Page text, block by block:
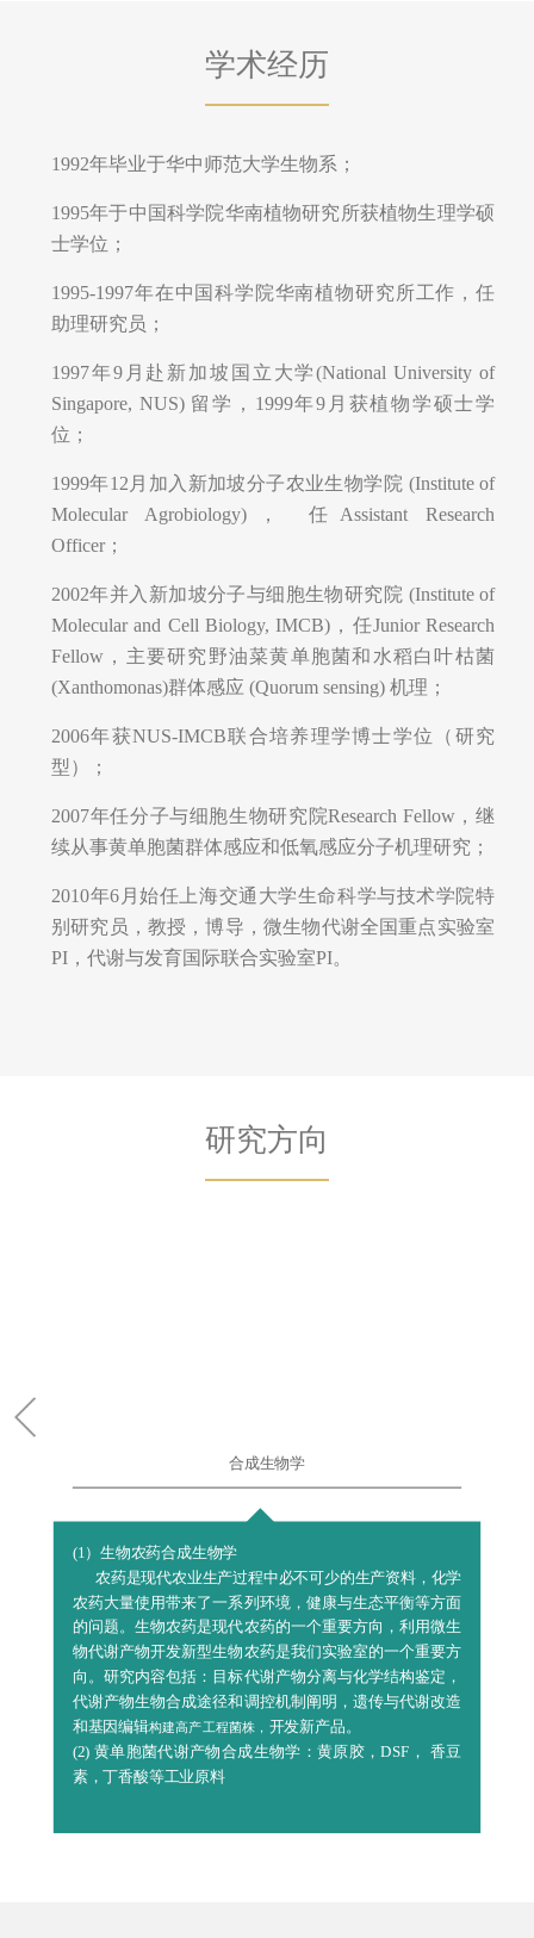
学术经历
1992年毕业于华中师范大学生物系；
1995年于中国科学院华南植物研究所获植物生理学硕
士学位；
1995-1997年在中国科学院华南植物研究所工作，任
助理研究员；
1997年9月赴新加坡国立大学(National University of
Singapore, NUS) 留学，1999年9月获植物学硕士学
位；
1999年12月加入新加坡分子农业生物学院 (Institute of
Molecular Agrobiology)， 任Assistant Research
Officer；
2002年并入新加坡分子与细胞生物研究院 (Institute of
Molecular and Cell Biology, IMCB)，任Junior Research
Fellow，主要研究野油菜黄单胞菌和水稻白叶枯菌
(Xanthomonas)群体感应 (Quorum sensing) 机理；
2006年获NUS-IMCB联合培养理学博士学位（研究
型）；
2007年任分子与细胞生物研究院Research Fellow，继
续从事黄单胞菌群体感应和低氧感应分子机理研究；
​2010年6月始任上海交通大学生命科学与技术学院特
别研究员，教授，博导，微生物代谢全国重点实验室
PI，代谢与发育国际联合实验室PI。
研究方向
合成生物学
(1）生物农药合成生物学
农药是现代农业生产过程中必不可少的生产资料，化学
农药大量使用带来了一系列环境，健康与生态平衡等方面
的问题。生物农药是现代农药的一个重要方向，利用微生
物代谢产物开发新型生物农药是我们实验室的一个重要方
向。研究内容包括：目标代谢产物分离与化学结构鉴定，
代谢产物生物合成途径和调控机制阐明，遗传与代谢改造
和基因编辑构建高产工程菌株， 开发新产品。
(2) 黄单胞菌代谢产物合成生物学：黄原胶，DSF， 香豆
素，丁香酸等工业原料